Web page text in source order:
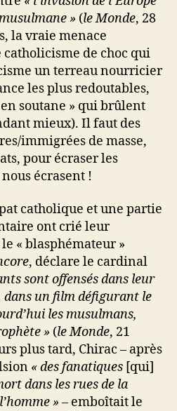
» (le Monde, 28
la vraie menace
de choc qui
un terreau nourricier
les plus redoutables,
soutane » qui brûlent
mieux). Il faut des
immigrées de masse,
pour écraser les
écrasent !
catholique et une partie
ont crié leur
« blasphémateur »
, déclare le cardinal
sont offensés dans leur
un film défigurant le
les musulmans,
» (le Monde, 21
plus tard, Chirac – après
« des fanatiques [qui]
dans les rues de la
» – emboîtait le